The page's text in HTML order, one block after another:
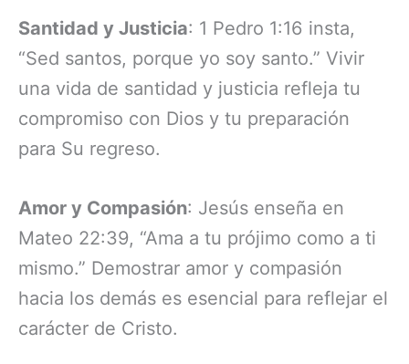
Santidad y Justicia: 1 Pedro 1:16 insta,
“Sed santos, porque yo soy santo.” Vivir
una vida de santidad y justicia refleja tu
compromiso con Dios y tu preparación
para Su regreso.
Amor y Compasión: Jesús enseña en
Mateo 22:39, “Ama a tu prójimo como a ti
mismo.” Demostrar amor y compasión
hacia los demás es esencial para reflejar el
carácter de Cristo.